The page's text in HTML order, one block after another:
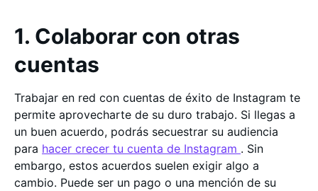
1. Colaborar con otras
cuentas
Trabajar en red con cuentas de éxito de Instagram te
permite aprovecharte de su duro trabajo. Si llegas a
un buen acuerdo, podrás secuestrar su audiencia
para hacer crecer tu cuenta de Instagram . Sin
embargo, estos acuerdos suelen exigir algo a
cambio. Puede ser un pago o una mención de su